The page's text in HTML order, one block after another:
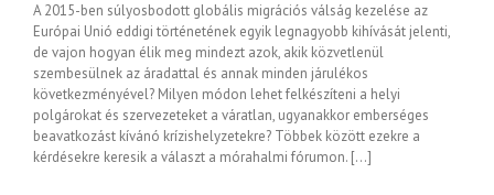
A 2015-ben súlyosbodott globális migrációs válság kezelése az
Európai Unió eddigi történetének egyik legnagyobb kihívását jelenti,
de vajon hogyan élik meg mindezt azok, akik közvetlenül
szembesülnek az áradattal és annak minden járulékos
következményével? Milyen módon lehet felkészíteni a helyi
polgárokat és szervezeteket a váratlan, ugyanakkor emberséges
beavatkozást kívánó krízishelyzetekre? Többek között ezekre a
kérdésekre keresik a választ a mórahalmi fórumon. […]